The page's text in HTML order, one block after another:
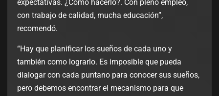
expectativas. ¿Cómo hacerlo?. Con pleno empleo,
con trabajo de calidad, mucha educación”,
recomendó.
“Hay que planificar los sueños de cada uno y
también como lograrlo. Es imposible que pueda
dialogar con cada puntano para conocer sus sueños,
pero debemos encontrar el mecanismo para que